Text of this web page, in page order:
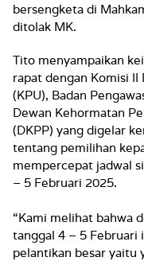
bersengketa di
ditolak MK.
Tito menyampaikan
rapat dengan Komisi II
(KPU), Badan
Dewan Kehormatan
(DKPP) yang digelar
tentang pemilihan
mempercepat jadwal
– 5 Februari 2025.
“Kami melihat bahwa
tanggal 4 – 5 Februari
pelantikan besar yaitu